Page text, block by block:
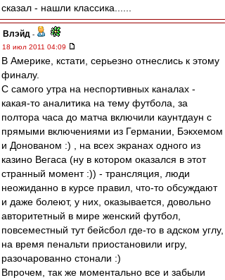
сказал - нашли классика......
Влэйд -
18 июл 2011 04:09
В Америке, кстати, серьезно отнеслись к этому
финалу.
С самого утра на неспортивных каналах -
какая-то аналитика на тему футбола, за
полтора часа до матча включили каунтдаун с
прямыми включениями из Германии, Бэкхемом
и Донованом :) , на всех экранах одного из
казино Вегаса (ну в котором оказался в этот
странный момент :)) - трансляция, люди
неожиданно в курсе правил, что-то обсуждают
и даже болеют, у них, оказывается, довольно
авторитетный в мире женский футбол,
повсеместный тут бейсбол где-то в адском углу,
на время пенальти приостановили игру,
разочарованно стонали :)
Впрочем, так же моментально все и забыли